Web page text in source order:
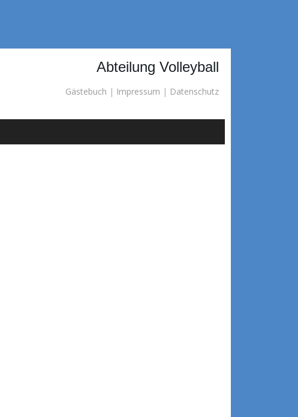
Abteilung Volleyball
Gästebuch | Impressum | Datenschutz